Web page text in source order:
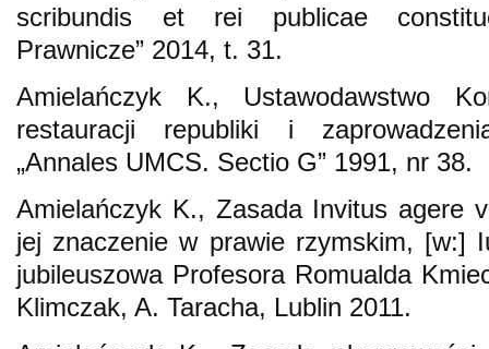
scribundis et rei publicae
Prawnicze” 2014, t. 31.
Amielańczyk K., Ustawodawstwo
restauracji republiki i
„Annales UMCS. Sectio G” 1991, nr 38.
Amielańczyk K., Zasada Invitus agere
jej znaczenie w prawie rzymskim, [w:]
jubileuszowa Profesora Romualda
Klimczak, A. Taracha, Lublin 2011.